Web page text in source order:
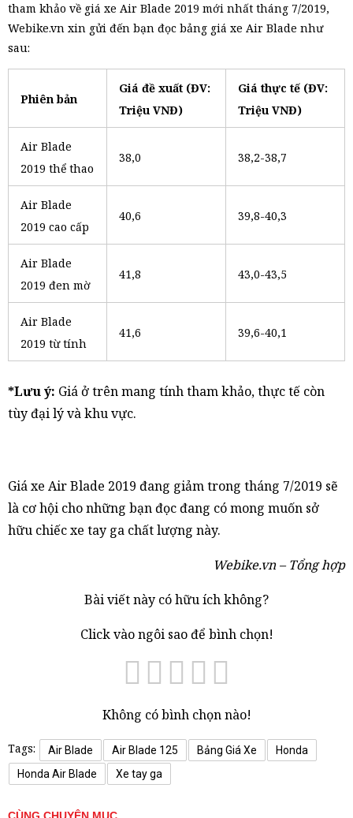
tham khảo về giá xe Air Blade 2019 mới nhất tháng 7/2019,
Webike.vn xin gửi đến bạn đọc bảng giá xe Air Blade như
sau:
Phiên bản
Giá đề xuất (ĐV:
Triệu VNĐ)
Giá thực tế (ĐV:
Triệu VNĐ)
Air Blade
2019 thể thao
38,0 38,2-38,7
Air Blade
2019 cao cấp
40,6 39,8-40,3
Air Blade
2019 đen mờ
41,8 43,0-43,5
Air Blade
2019 từ tính
41,6 39,6-40,1
*Lưu ý: Giá ở trên mang tính tham khảo, thực tế còn
tùy đại lý và khu vực.
Giá xe Air Blade 2019 đang giảm trong tháng 7/2019 sẽ
là cơ hội cho những bạn đọc đang có mong muốn sở
hữu chiếc xe tay ga chất lượng này.
Webike.vn – Tổng hợp
Bài viết này có hữu ích không?
Click vào ngôi sao để bình chọn!
Không có bình chọn nào!
Tags: Air Blade Air Blade 125 Bảng Giá Xe
Honda
Honda Air Blade
Xe tay ga